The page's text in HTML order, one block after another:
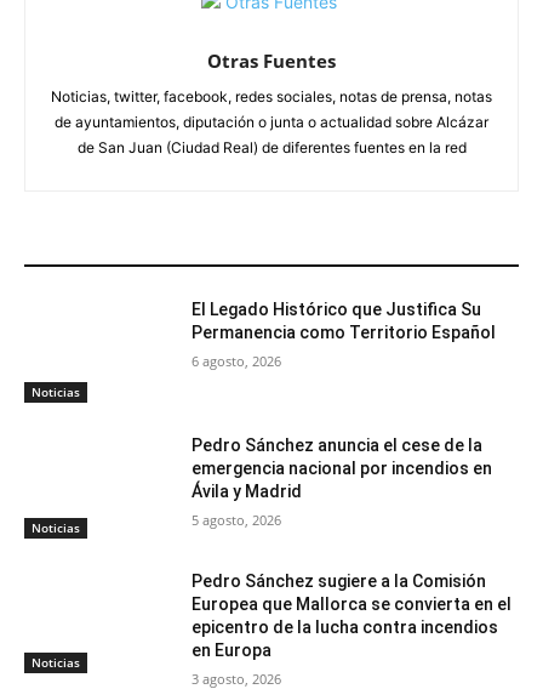
Otras Fuentes
Noticias, twitter, facebook, redes sociales, notas de prensa, notas
de ayuntamientos, diputación o junta o actualidad sobre Alcázar
de San Juan (Ciudad Real) de diferentes fuentes en la red
Noticias
El Legado Histórico que Justifica Su
Permanencia como Territorio Español
6 agosto, 2026
Noticias
Pedro Sánchez anuncia el cese de la
emergencia nacional por incendios en
Ávila y Madrid
5 agosto, 2026
Noticias
Pedro Sánchez sugiere a la Comisión
Europea que Mallorca se convierta en el
epicentro de la lucha contra incendios
en Europa
3 agosto, 2026